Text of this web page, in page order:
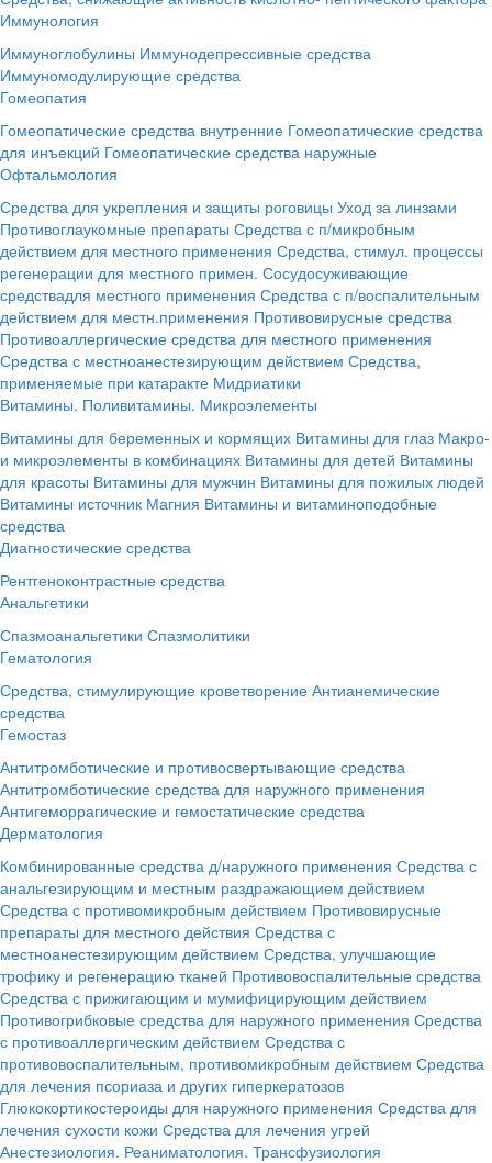
Иммунология
Иммуноглобулины Иммунодепрессивные средства
Иммуномодулирующие средства
Гомеопатия
Гомеопатические средства внутренние Гомеопатические средства
для инъекций Гомеопатические средства наружные
Офтальмология
Средства для укрепления и защиты роговицы Уход за линзами
Противоглаукомные препараты Средства с п/микробным
действием для местного применения Средства, стимул. процессы
регенерации для местного примен. Сосудосуживающие
средствадля местного применения Средства с п/воспалительным
действием для местн.применения Противовирусные средства
Противоаллергические средства для местного применения
Средства с местноанестезирующим действием Средства,
применяемые при катаракте Мидриатики
Витамины. Поливитамины. Микроэлементы
Витамины для беременных и кормящих Витамины для глаз Макро-
и микроэлементы в комбинациях Витамины для детей Витамины
для красоты Витамины для мужчин Витамины для пожилых людей
Витамины источник Магния Витамины и витаминоподобные
средства
Диагностические средства
Рентгеноконтрастные средства
Анальгетики
Спазмоанальгетики Спазмолитики
Гематология
Средства, стимулирующие кроветворение Антианемические
средства
Гемостаз
Антитромботические и противосвертывающие средства
Антитромботические средства для наружного применения
Антигеморрагические и гемостатические средства
Дерматология
Комбинированные средства д/наружного применения Средства с
анальгезирующим и местным раздражающием действием
Средства с противомикробным действием Противовирусные
препараты для местного действия Средства с
местноанестезирующим действием Средства, улучшающие
трофику и регенерацию тканей Противовоспалительные средства
Средства с прижигающим и мумифицирующим действием
Противогрибковые средства для наружного применения Средства
с противоаллергическим действием Средства с
противовоспалительным, противомикробным действием Средства
для лечения псориаза и других гиперкератозов
Глюкокортикостероиды для наружного применения Средства для
лечения сухости кожи Средства для лечения угрей
Анестезиология. Реаниматология. Трансфузиология